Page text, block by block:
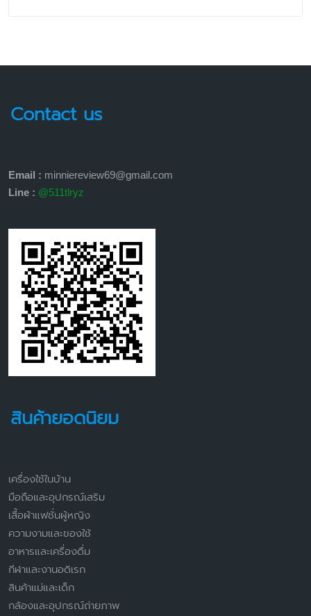
Contact us
Email : minniereview69@gmail.com
Line : @511tlryz
สินค้ายอดนิยม
เครื่องใช้ในบ้าน
มือถือและอุปกรณ์เสริม
เสื้อผ้าแฟชั่นผู้หญิง
ความงามและของใช้
อาหารและเครื่องดื่ม
กีฬาและงานอดิเรก
สินค้าแม่และเด็ก
กล้องและอุปกรณ์ถ่ายภาพ